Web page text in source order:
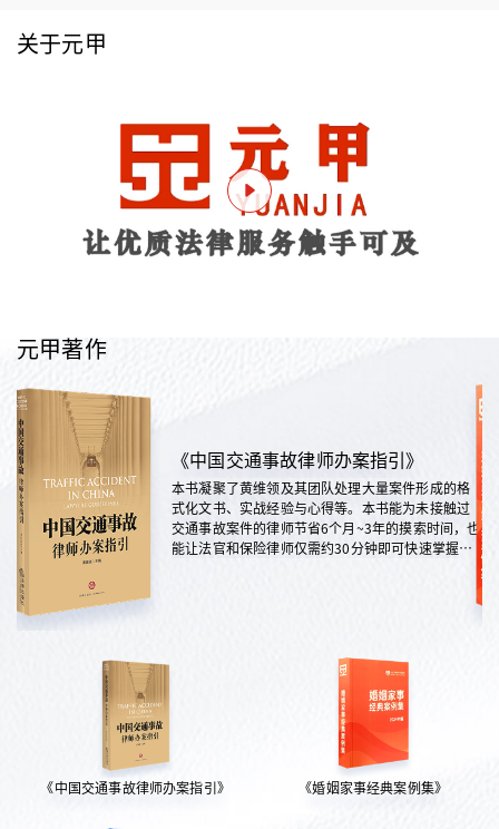
关于元甲
元甲著作
《中国交通事故律师办案指引》
本书凝聚了黄维领及其团队处理大量案件形成的格
式化文书、实战经验与心得等。本书能为未接触过
交通事故案件的律师节省6个月~3年的摸索时间，也
能让法官和保险律师仅需约30分钟即可快速掌握案
《中国交通事故律师办案指引》 《婚姻家事经典案例集》